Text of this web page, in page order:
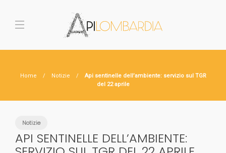
Home Notizie
Api sentinelle dell’ambiente: servizio sul TGR
del 22 aprile
Notizie
API SENTINELLE DELL’AMBIENTE: